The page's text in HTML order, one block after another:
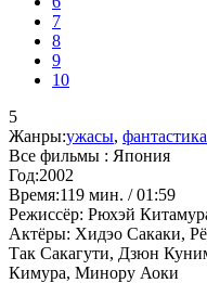
7
8
9
10
5
Жанры:ужасы, фантастика
Все фильмы : Япония
Год:2002
Время:119 мин. / 01:59
Режиссёр: Рюхэй
Актёры: Хидэо Сакаки,
Так Сакагути, Дзюн
Кимура, Минору Аоки